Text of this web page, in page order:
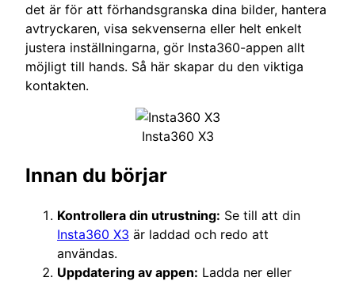
det är för att förhandsgranska dina bilder, hantera
avtryckaren, visa sekvenserna eller helt enkelt
justera inställningarna, gör Insta360-appen allt
möjligt till hands. Så här skapar du den viktiga
kontakten.
Insta360 X3
Innan du börjar
Kontrollera din utrustning: Se till att din
Insta360 X3 är laddad och redo att
användas.
Uppdatering av appen: Ladda ner eller